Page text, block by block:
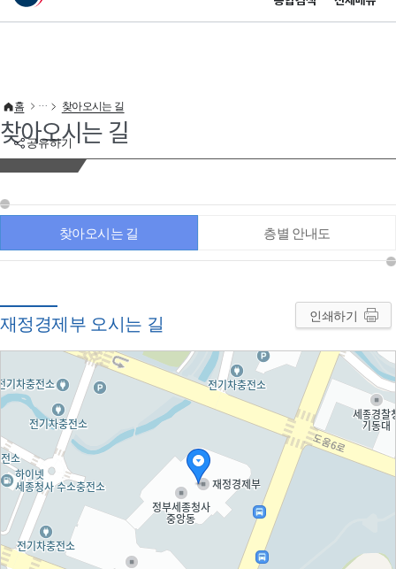
이 누리집은 대한민국 공식 전자정부 누리집입니다.
공유하기
홈 찾아오시는 길
찾아오시는 길
찾아오시는 길 층별 안내도
재정경제부 오시는 길 인쇄하기